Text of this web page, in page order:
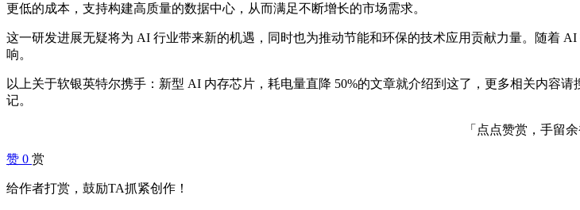
更低的成本，支持构建高质量的数据中心，从而满足不断增长的市场需求。
这一研发进展无疑将为 AI 行业带来新的机遇，同时也为推动节能和环保的技术应用贡献力量。随着
响。
以上关于软银英特尔携手：新型 AI 内存芯片，耗电量直降 50%的文章就介绍到这了，更多相关内容请
记。
「点点赞赏，手留余
赞 0 赏
给作者打赏，鼓励TA抓紧创作！